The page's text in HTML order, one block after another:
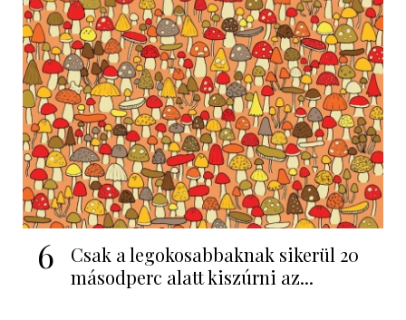
6
Csak a legokosabbaknak sikerül 20
másodperc alatt kiszúrni az...